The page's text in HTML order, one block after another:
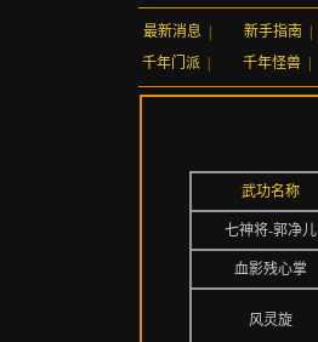
最新消息 新手指南
千年门派
千年怪兽
武功名称
七神将-郭净儿
血影残心掌
风灵旋